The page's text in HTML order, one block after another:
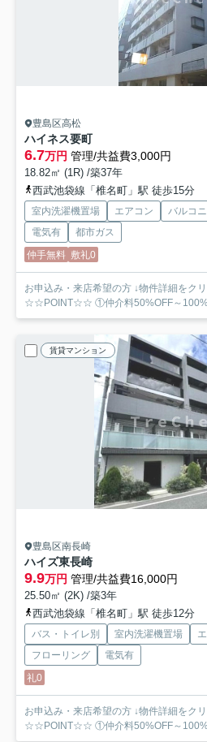
豊島区高松
ハイネス要町
6.7万円 管理/共益費3,000円
18.82㎡ (1R) /築37年
西武池袋線「椎名町」駅 徒歩15分
室内洗濯機置場 エアコン バルコ
電気有
都市ガス
仲手無料 敷礼0
お申込み・来店希望の方 ↓物件詳細をク
☆☆POINT☆☆ ①仲介料50%OFF～
賃貸マンション
豊島区南長崎
ハイズ東長崎
9.9万円 管理/共益費16,000円
25.50㎡ (2K) /築3年
西武池袋線「椎名町」駅 徒歩12分
バス・トイレ別 室内洗濯機置場
フローリング
電気有
礼0
お申込み・来店希望の方 ↓物件詳細をク
☆☆POINT☆☆ ①仲介料50%OFF～